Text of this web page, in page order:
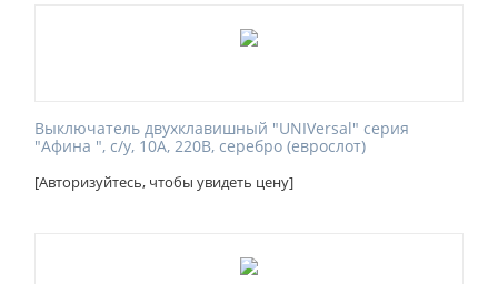
Выключатель двухклавишный "UNIVersal" серия
"Афина ", с/у, 10А, 220В, серебро (еврослот)
[Авторизуйтесь, чтобы увидеть цену]